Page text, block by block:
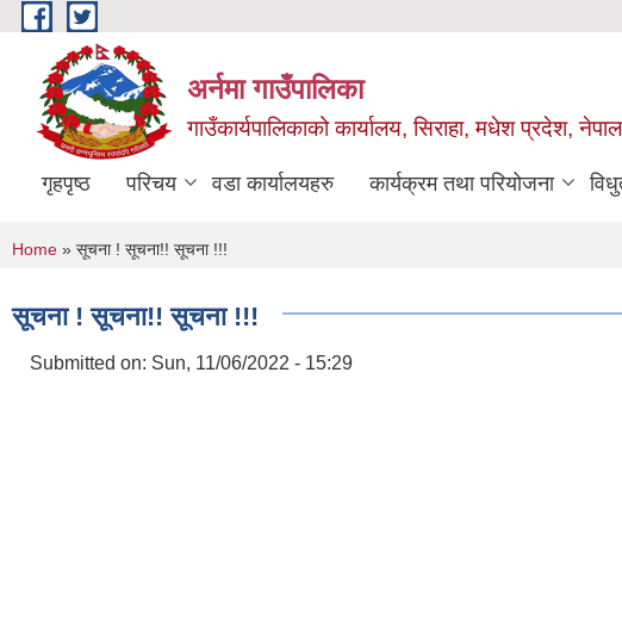
Skip to main content
अर्नमा गाउँपालिका
गाउँकार्यपालिकाको कार्यालय, सिराहा, मधेश प्रदेश, नेपाल
गृहपृष्ठ परिचय वडा कार्यालयहरु कार्यक्रम तथा परियोजना
You are here
Home » सूचना ! सूचना!! सूचना !!!
सूचना ! सूचना!! सूचना !!!
Submitted on: Sun, 11/06/2022 - 15:29